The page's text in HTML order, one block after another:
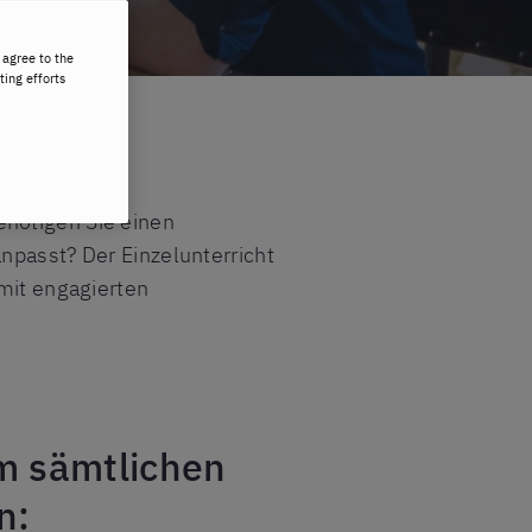
Sie einen
Der Einzelunterricht
engagierten
sämtlichen
to the
efforts